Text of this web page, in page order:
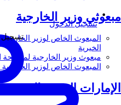
مبعوثي وزير الخارجية
المبعوث الخاص لوزير
الخيرية
مبعوث وزير الخارجية
المبعوث الخاص لوزير
الإمارات العربية المتحدة
تسجيل الدخول
تسجيل